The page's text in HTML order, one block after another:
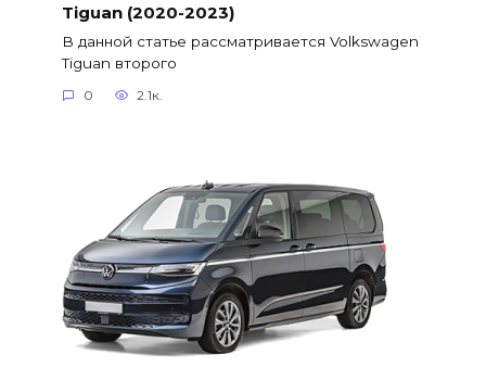
Tiguan (2020-2023)
В данной статье рассматривается Volkswagen
Tiguan второго
0 2.1к.